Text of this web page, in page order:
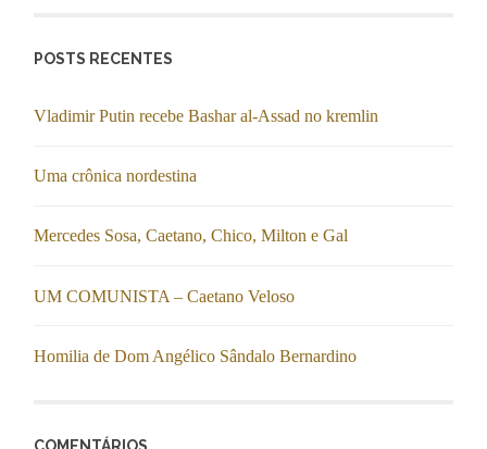
POSTS RECENTES
Vladimir Putin recebe Bashar al-Assad no kremlin
Uma crônica nordestina
Mercedes Sosa, Caetano, Chico, Milton e Gal
UM COMUNISTA – Caetano Veloso
Homilia de Dom Angélico Sândalo Bernardino